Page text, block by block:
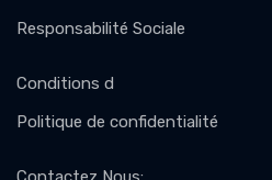
Responsabilité Sociale
Conditions d
Politique de confidentialité